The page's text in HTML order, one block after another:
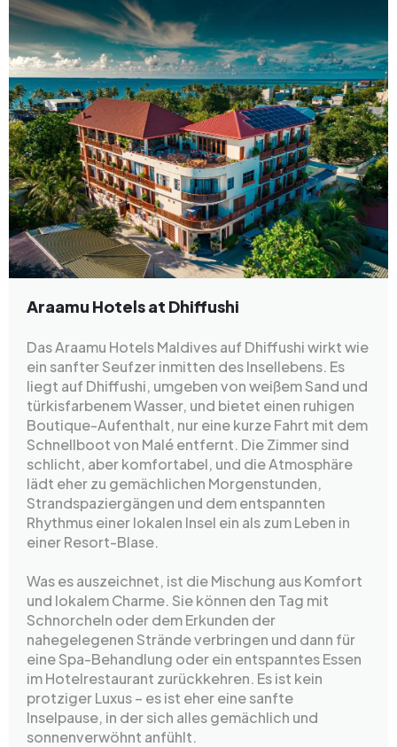
Araamu Hotels at Dhiffushi
Das Araamu Hotels Maldives auf Dhiffushi wirkt wie
ein sanfter Seufzer inmitten des Insellebens. Es
liegt auf Dhiffushi, umgeben von weißem Sand und
türkisfarbenem Wasser, und bietet einen ruhigen
Boutique-Aufenthalt, nur eine kurze Fahrt mit dem
Schnellboot von Malé entfernt. Die Zimmer sind
schlicht, aber komfortabel, und die Atmosphäre
lädt eher zu gemächlichen Morgenstunden,
Strandspaziergängen und dem entspannten
Rhythmus einer lokalen Insel ein als zum Leben in
einer Resort-Blase.
Was es auszeichnet, ist die Mischung aus Komfort
und lokalem Charme. Sie können den Tag mit
Schnorcheln oder dem Erkunden der
nahegelegenen Strände verbringen und dann für
eine Spa-Behandlung oder ein entspanntes Essen
im Hotelrestaurant zurückkehren. Es ist kein
protziger Luxus – es ist eher eine sanfte
Inselpause, in der sich alles gemächlich und
sonnenverwöhnt anfühlt.